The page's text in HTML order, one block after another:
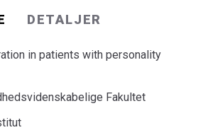
DETALJER
in patients with personality
Fakultet